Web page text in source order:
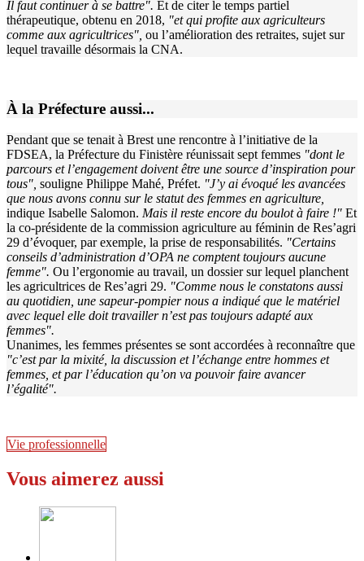
Il faut continuer à se battre". Et de citer le temps partiel
thérapeutique, obtenu en 2018, "et qui profite aux agriculteurs
comme aux agricultrices", ou l’amélioration des retraites, sujet sur
lequel travaille désormais la CNA.
À la Préfecture aussi...
Pendant que se tenait à Brest une rencontre à l’initiative de la
FDSEA, la Préfecture du Finistère réunissait sept femmes "dont le
parcours et l’engagement doivent être une source d’inspiration pour
tous", souligne Philippe Mahé, Préfet. "J’y ai évoqué les avancées
que nous avons connu sur le statut des femmes en agriculture,
indique Isabelle Salomon. Mais il reste encore du boulot à faire !" Et
la co-présidente de la commission agriculture au féminin de Res’agri
29 d’évoquer, par exemple, la prise de responsabilités. "Certains
conseils d’administration d’OPA ne comptent toujours aucune
femme". Ou l’ergonomie au travail, un dossier sur lequel planchent
les agricultrices de Res’agri 29. "Comme nous le constatons aussi
au quotidien, une sapeur-pompier nous a indiqué que le matériel
avec lequel elle doit travailler n’est pas toujours adapté aux
femmes".
Unanimes, les femmes présentes se sont accordées à reconnaître que
"c’est par la mixité, la discussion et l’échange entre hommes et
femmes, et par l’éducation qu’on va pouvoir faire avancer
l’égalité".
Vie professionnelle
Vous aimerez aussi